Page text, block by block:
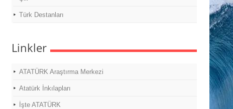
Türk Destanları
Linkler
ATATÜRK Araştırma Merkezi
Atatürk İnkılapları
İşte ATATÜRK